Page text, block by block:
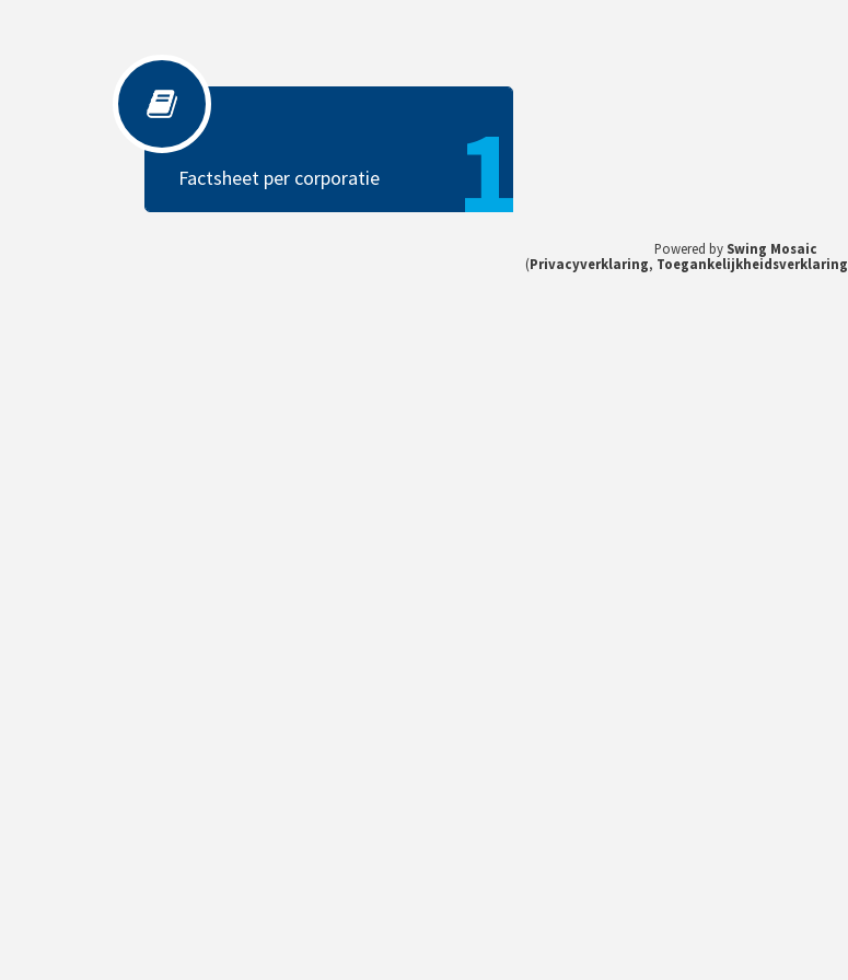
Factsheet per corporatie
Factsheet per corporatie 1
Powered by Swing Mosaic
(Privacyverklaring, Toegankelijkheidsverklaring